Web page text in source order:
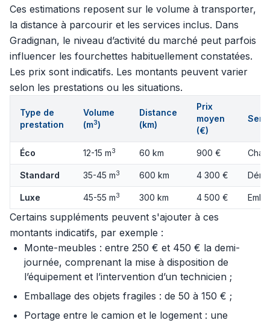
Ces estimations reposent sur le volume à transporter,
la distance à parcourir et les services inclus. Dans
Gradignan, le niveau d’activité du marché peut parfois
influencer les fourchettes habituellement constatées.
Les prix sont indicatifs. Les montants peuvent varier
selon les prestations ou les situations.
Type de
prestation
Volume
(m3)
Distance
(km)
Prix
moyen
(€)
Éco 12-15 m3 60 km 900 €
Standard 35-45 m3 600 km 4 300 €
Luxe 45-55 m3 300 km 4 500 €
Certains suppléments peuvent s'ajouter à ces
montants indicatifs, par exemple :
Monte-meubles : entre 250 € et 450 € la demi-
journée, comprenant la mise à disposition de
l’équipement et l’intervention d’un technicien ;
Emballage des objets fragiles : de 50 à 150 € ;
Portage entre le camion et le logement : une